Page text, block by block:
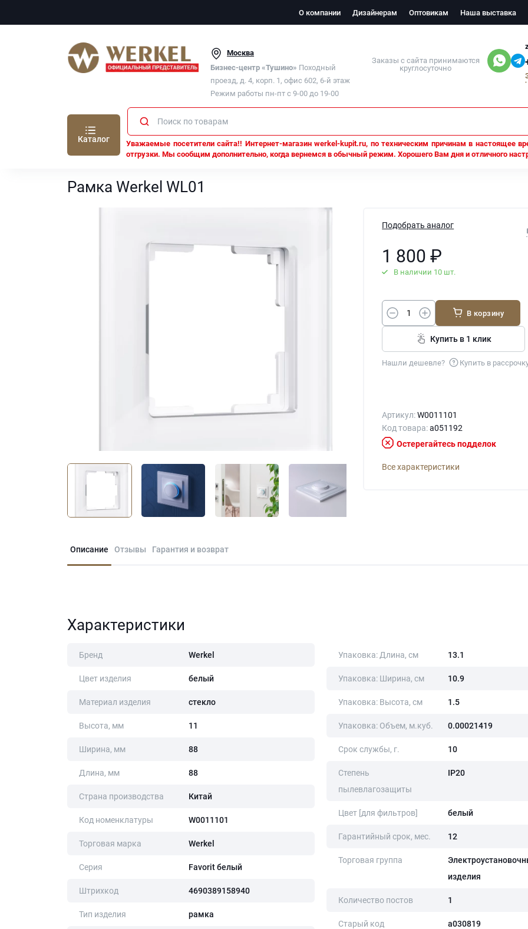
О компании Дизайнерам Оптовикам Наша выставка
Москва
Бизнес-центр «Тушино» Походный
проезд, д. 4, корп. 1, офис 602, 6-й этаж
Режим работы пн-пт с 9-00 до 19-00
Заказы с сайта принимаются
круглосуточно
Каталог
Уважаемые посетители сайта!! Интернет-магазин werkel-kupit.ru, по техническим причинам в настоящее
отгрузки. Мы сообщим дополнительно, когда вернемся в обычный режим. Хорошего Вам дня и отличного
Рамки Werkel Рамка Werkel WL01
Рамка Werkel WL01
Подобрать аналог
1 800₽
В наличии 10 шт.
В корзину
Купить в 1 клик
Нашли дешевле? Купить в
Артикул:W0011101
Код товара:a051192
Остерегайтесь подделок
Все характеристики
Описание Отзывы Гарантия и возврат
Характеристики
Бренд Werkel
Цвет изделия белый
Материал изделия стекло
Высота, мм 11
Ширина, мм 88
Длина, мм 88
Страна производства Китай
Код номенклатуры W0011101
Торговая марка Werkel
Серия Favorit белый
Штрихкод 4690389158940
Тип изделия рамка
Упаковка: Длина, cм 13.1
Упаковка: Ширина, cм 10.9
Упаковка: Высота, cм 1.5
Упаковка: Объем, м.куб. 0.00021419
Срок службы, г. 10
Степень
пылевлагозащиты
IP20
Цвет [для фильтров] белый
Гарантийный срок, мес. 12
Торговая группа
изделия
Количество постов 1
Старый код a030819